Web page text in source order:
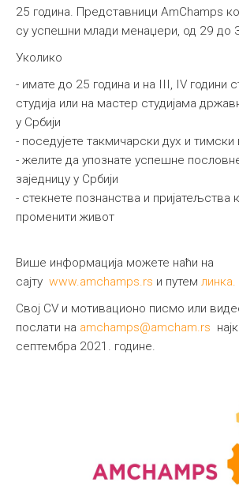
25 година. Представници AmChamps
су успешни млади менаџери, од 29 до
Уколико
- имате до 25 година и на III, IV години
студија или на мастер студијама
у Србији
- поседујете такмичарски дух и тимски
- желите да упознате успешне
заједницу у Србији
- стекнете познанства и пријатељства
променити живот
Више информација можете наћи на
сајту www.amchamps.rs и путем линка.
Свој CV и мотивационо писмо или
послати на amchamps@amcham.rs
септембра 2021. године.